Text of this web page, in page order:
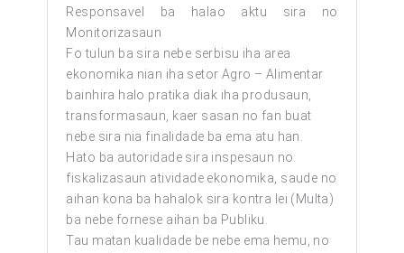
Responsavel ba halao aktu sira no
Monitorizasaun
Fo tulun ba sira nebe serbisu iha area
ekonomika nian iha setor Agro – Alimentar
bainhira halo pratika diak iha produsaun,
transformasaun, kaer sasan no fan buat
nebe sira nia finalidade ba ema atu han.
Hato ba autoridade sira inspesaun no
fiskalizasaun atividade ekonomika, saude no
aihan kona ba hahalok sira kontra lei (Multa)
ba nebe fornese aihan ba Publiku.
Tau matan kualidade be nebe ema hemu, no